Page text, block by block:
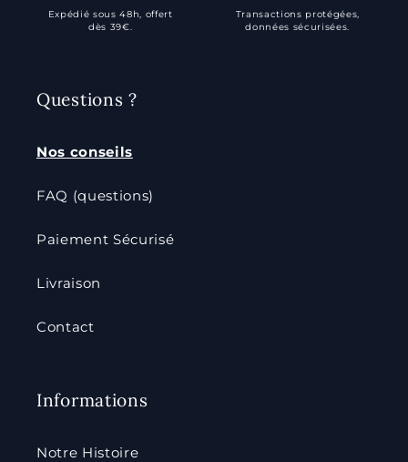
Expédié sous 48h, offert
dès 39€.
Transactions protégées,
données sécurisées.
Questions ?
Nos conseils
FAQ (questions)
Paiement Sécurisé
Livraison
Contact
Informations
Notre Histoire